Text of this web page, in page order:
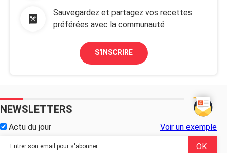
Sauvegardez et partagez vos recettes
préférées avec la communauté
S'INSCRIRE
NEWSLETTERS
Actu du jour Voir un exemple